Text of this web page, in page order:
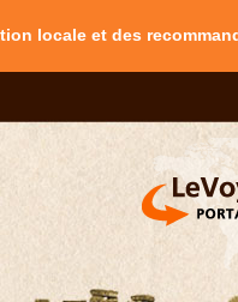
locale et des